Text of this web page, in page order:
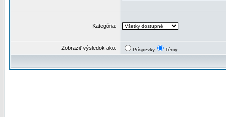
Kategória:
Zobraziť výsledok ako: Príspevky Témy